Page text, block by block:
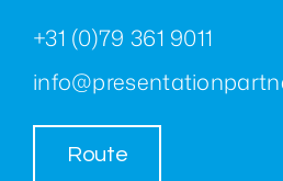
+31 (0)79 361 9011
Route